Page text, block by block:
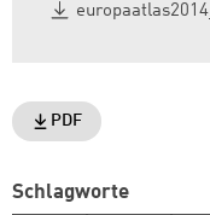
PDF
Schlagworte